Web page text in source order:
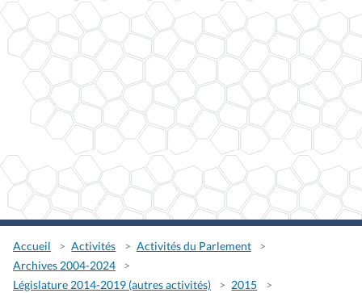
Accueil Activités
Activités du Parlement
Archives 2004-2024
Législature 2014-2019 (autres activités)
2015